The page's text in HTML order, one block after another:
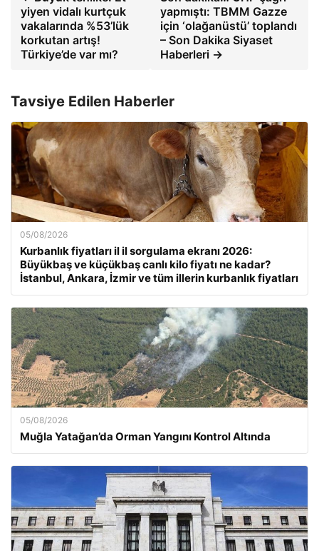
yiyen vidalı kurtçuk
vakalarında %53’lük
korkutan artış!
Türkiye’de var mı?
yapmıştı: TBMM Gazze
için ‘olağanüstü’ toplandı
– Son Dakika Siyaset
Haberleri →
Tavsiye Edilen Haberler
05/08/2026
Kurbanlık fiyatları il il sorgulama ekranı 2026:
Büyükbaş ve küçükbaş canlı kilo fiyatı ne kadar?
İstanbul, Ankara, İzmir ve tüm illerin kurbanlık fiyatları
05/08/2026
Muğla Yatağan’da Orman Yangını Kontrol Altında